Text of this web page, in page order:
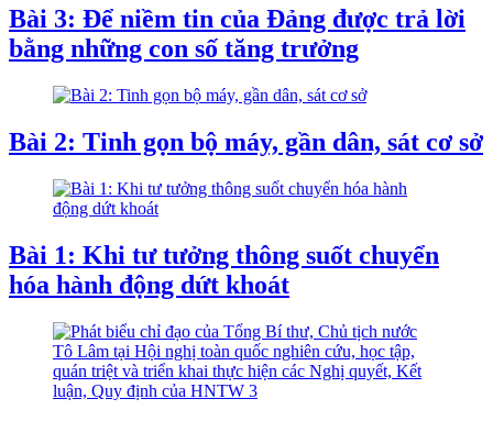
Bài 3: Để niềm tin của Đảng được trả lời
bằng những con số tăng trưởng
Bài 2: Tinh gọn bộ máy, gần dân, sát cơ sở
Bài 1: Khi tư tưởng thông suốt chuyển
hóa hành động dứt khoát